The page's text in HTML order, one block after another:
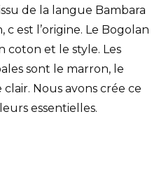
de la langue Bambara
c est l’origine. Le Bogolan
coton et le style. Les
sont le marron, le
Nous avons crée ce
essentielles.